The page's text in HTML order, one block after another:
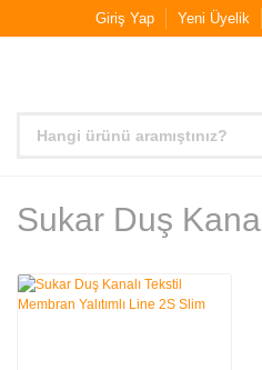
Giriş Yap Yeni Üyelik
Sukar Duş